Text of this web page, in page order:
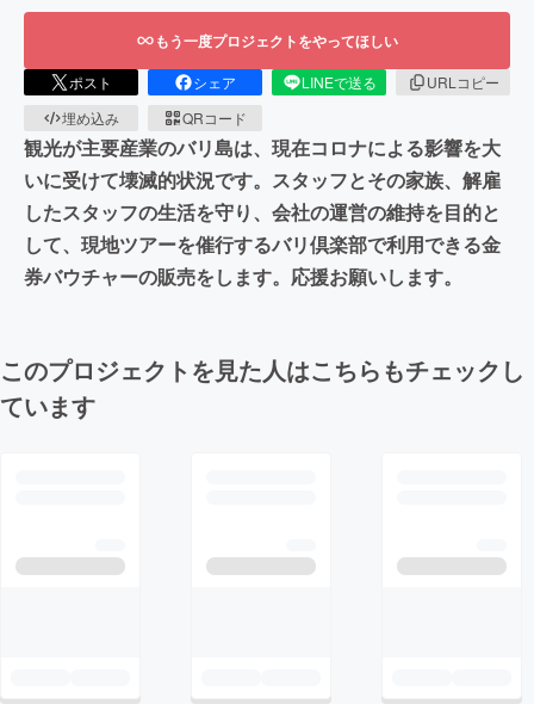
もう一度プロジェクトをやってほしい
ポスト シェア LINEで送る
URLコピー
埋め込み
QRコード
観光が主要産業のバリ島は、現在コロナによる影響を大
いに受けて壊滅的状況です。スタッフとその家族、解雇
したスタッフの生活を守り、会社の運営の維持を目的と
して、現地ツアーを催行するバリ倶楽部で利用できる金
券バウチャーの販売をします。応援お願いします。
このプロジェクトを見た人はこちらもチェックし
ています